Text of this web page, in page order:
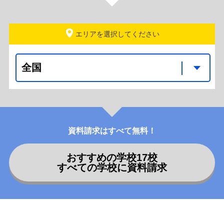
エリアを選択
資料請求はすべて無料！
おすすめの学校17校
すべての学校に資料請求